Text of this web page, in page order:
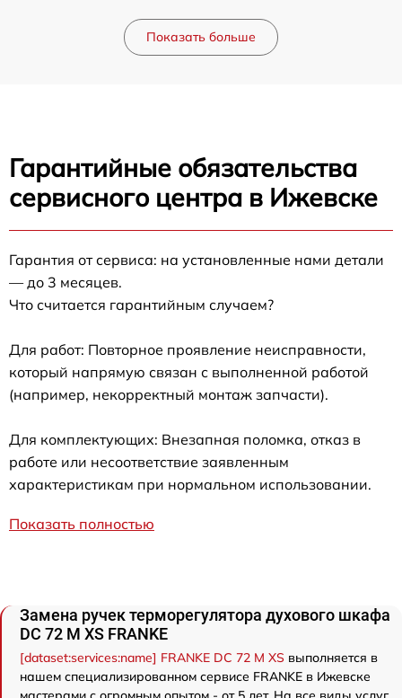
Показать больше
Гарантийные обязательства
сервисного центра в Ижевске
Гарантия от сервиса: на установленные нами детали
— до 3 месяцев.
Что считается гарантийным случаем?
Для работ: Повторное проявление неисправности,
который напрямую связан с выполненной работой
(например, некорректный монтаж запчасти).
Для комплектующих: Внезапная поломка, отказ в
работе или несоответствие заявленным
характеристикам при нормальном использовании.
Показать полностью
Замена ручек терморегулятора духового шкафа
DC 72 M XS FRANKE
[dataset:services:name] FRANKE DC 72 M XS выполняется в
нашем специализированном сервисе FRANKE в Ижевске